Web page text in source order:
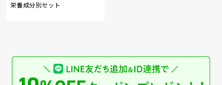
栄養成分別セット